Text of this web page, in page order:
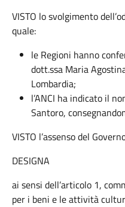
VISTO lo svolgimento
quale:
le Regioni hanno
dott.ssa Maria
Lombardia;
l’ANCI ha indicato il
Santoro,
VISTO l’assenso del
DESIGNA
ai sensi dell’articolo 1,
per i beni e le attività